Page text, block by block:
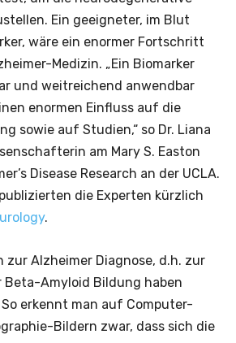
Ein geeigneter, im Blut
wäre ein enormer Fortschritt
Medizin. „Ein Biomarker
und weitreichend anwendbar
enormen Einfluss auf die
sowie auf Studien,“ so Dr. Liana
am Mary S. Easton
Disease Research an der UCLA.
die Experten kürzlich
.
zur Alzheimer Diagnose, d.h. zur
Amyloid Bildung haben
erkennt man auf Computer-
Bildern zwar, dass sich die